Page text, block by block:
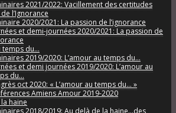
2021/2022: Vacillement des certitudes
l’Ignorance
2020/2021: La passion de l’ignorance
et demi-journées 2020/2021: La passion de
temps du…
2019/2020: L’amour au temps du…
et demi journées 2019/2020: L’amour au
du…
oct 2020: « L’amour au temps du… »
Amiens Amour 2019-2020
haine
2018/2019: Au delà de la haine…des